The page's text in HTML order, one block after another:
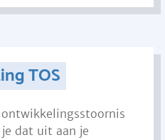
TOS
dat uit aan je